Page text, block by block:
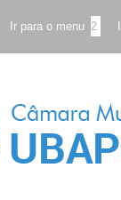
Ir para o menu 2